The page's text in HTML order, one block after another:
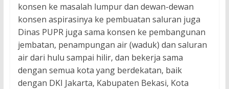
konsen ke masalah lumpur dan dewan-dewan
konsen aspirasinya ke pembuatan saluran juga
Dinas PUPR juga sama konsen ke pembangunan
jembatan, penampungan air (waduk) dan saluran
air dari hulu sampai hilir, dan bekerja sama
dengan semua kota yang berdekatan, baik
dengan DKI Jakarta, Kabupaten Bekasi, Kota